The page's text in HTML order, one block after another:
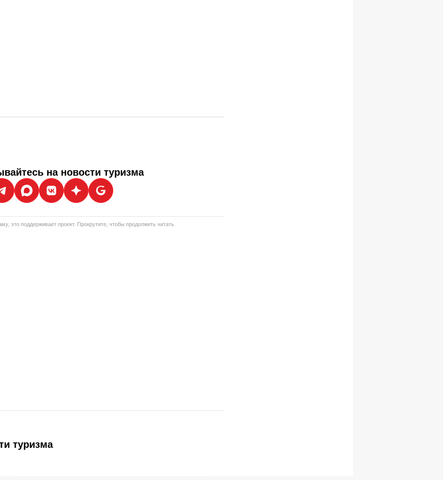
на новости туризма
это поддерживает проект. Прокрутите, чтобы продолжить читать
туризма